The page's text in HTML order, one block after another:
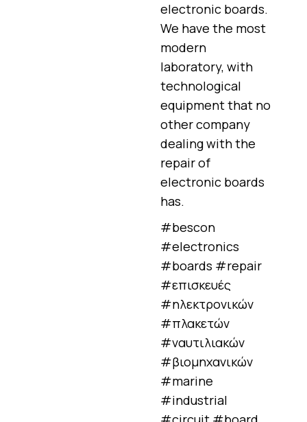
electronic boards.
We have the most
modern
laboratory, with
technological
equipment that no
other company
dealing with the
repair of
electronic boards
has.
#bescon
#electronics
#boards #repair
#επισκευές
#ηλεκτρονικών
#πλακετών
#ναυτιλιακών
#βιομηχανικών
#marine
#industrial